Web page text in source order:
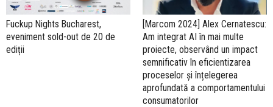
Fuckup Nights Bucharest,
eveniment sold-out de 20 de
ediții
[Marcom 2024] Alex Cernatescu:
Am integrat AI în mai multe
proiecte, observând un impact
semnificativ în eficientizarea
proceselor și înțelegerea
aprofundată a comportamentului
consumatorilor